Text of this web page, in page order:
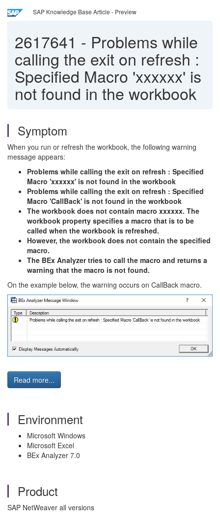
SAP Knowledge Base Article - Preview
2617641 - Problems while
calling the exit on refresh :
Specified Macro 'xxxxxx' is
not found in the workbook
Symptom
When you run or refresh the workbook, the following warning
message appears:
Problems while calling the exit on refresh : Specified
Macro 'xxxxxx' is not found in the workbook
Problems while calling the exit on refresh : Specified
Macro 'CallBack' is not found in the workbook
The workbook does not contain macro xxxxxx. The
workbook property specifies a macro that is to be
called when the workbook is refreshed.
However, the workbook does not contain the specified
macro.
The BEx Analyzer tries to call the macro and returns a
warning that the macro is not found.
On the example below, the warning occurs on CallBack macro.
Read more...
Environment
Microsoft Windows
Microsoft Excel
BEx Analyzer 7.0
Product
SAP NetWeaver all versions